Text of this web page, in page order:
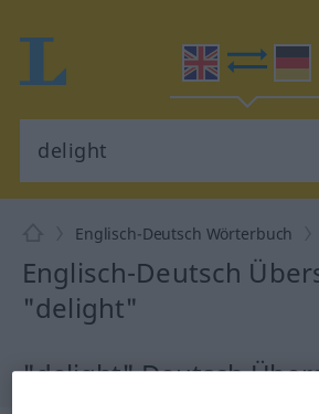
Englisch-Deutsch Wörterbuch
Englisch-Deutsch
"delight"
"delight" Deutsch